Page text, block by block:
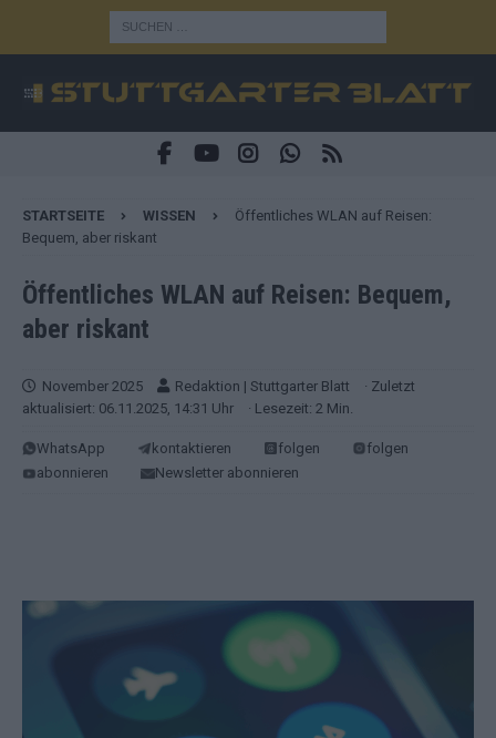
STARTSEITE WISSEN
Öffentliches WLAN auf Reisen:
Bequem, aber riskant
Öffentliches WLAN auf Reisen: Bequem,
aber riskant
November 2025 Redaktion | Stuttgarter Blatt
· Zuletzt
aktualisiert: 06.11.2025, 14:31 Uhr
· Lesezeit: 2 Min.
WhatsApp kontaktieren folgen
folgen
abonnieren
Newsletter abonnieren